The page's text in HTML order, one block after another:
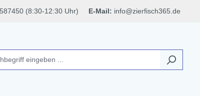
(8:30-12:30 Uhr) E-Mail: info@zierfisch365.de